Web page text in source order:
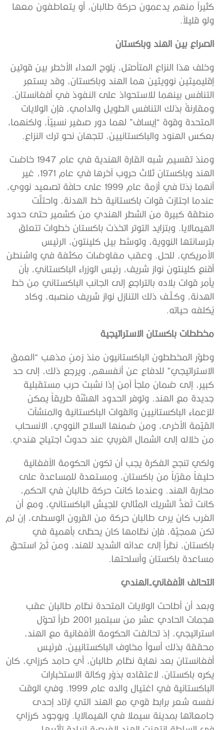
كثيراً منهم يدعمون حركة طالبان، أو يتعاطفون معها
ولو قليلاً.
الصراع بين الهند وباكستان
وخلف هذا النزاع المتأصّل، يَلوح العداء الأخطر بين قوتين
إقليميتَين نوويتَين هما الهند وباكستان، وقد يستعِر
التنافس بينهما للاستحواذ على النفوذ في أفغانستان.
ومقارنةً بذلك التنافس الطويل والدامي، فإن الولايات
المتحدة وقوة “إيساف” لهما دور صغير نسبيّاً، ولكنهما،
بعكس الهنود والباكستانيين، تتجهان نحو ترك النزاع.
ومنذ تقسيم شبه القارة الهندية في عام 1947 خاضت
الهند وباكستان ثلاث حروب آخرها في عام 1971، غير
أنهما بَدَتا في أزمة عام 1999 على حافَة تصعيد نووي،
عندما اجتازت قوات باكستانية خط الهدنة، واحتلَّت
منطقة كبيرة من الشطر الهندي من كشمير حتى حدود
الهيمالايا. وبتزايد التوتر اتخذت باكستان خطوات تتعلق
بترسانتها النووية، وتوسَّط بيل كلينتون، الرئيس
الأمريكي، للحل. وعقب مفاوضات مكثفة في واشنطن
أقنع كلينتون نواز شريف، رئيس الوزراء الباكستاني، بأن
يأمر قوات بلاده بالتراجع إلى الجانب الباكستاني من خط
الهدنة، وكـلّـف ذلك التنازل نواز شريف منصبه، وكاد
يُكلفه حياته.
مخططات باكستان الاستراتيجية
وطوّر المخططون الباكستانيون منذ زمنٍ مذهب “العمق
الاستراتيجي” للدفاع عن أنفسهم، ويرجع ذلك، إلى حد
كبير، إلى ضمان ملجأ آمن إذا نشبت حرب مستقبلية
جديدة مع الهند. وتوفر الحدود الهشّة طريقاً يمكن
للزعماء الباكستانيين والقوات الباكستانية والمنشآت
القيّمة الأخرى، ومن ضمنها السلاح النووي، الانسحاب
من خلاله إلى الشمال الغربي عند حدوث اجتياح هندي.
ولكي تنجح الفكرة يجب أن تكون الحكومة الأفغانية
حليفاً مقرّباً من باكستان، ومستعدة للمساعدة على
محاربة الهند. وعندما كانت حركة طالبان في الحكم،
كانت تُعَدُّ الشريك المثالي للجيش الباكستاني، ومع أن
الغرب كان يرى طالبان حركة من القرون الوسطى، إن لم
تكن همجيَّة، فإن نظامها كان يحظى بأهمية في
باكستان، نظراً إلى عدائه الشديد للهند، ومن ثَمّ استحق
مساعدة باكستان وأسلحتها.
التحالف الأفغاني-الهندي
وبعد أن أطاحت الولايات المتحدة نظام طالبان عقب
هجمات الحادي عشر من سبتمبر 2001 طرأ تحوّل
استراتيجي، إذ تحالفت الحكومة الأفغانية مع الهند،
محققة بذلك أسوأ مخاوف الباكستانيين، فرئيس
أفغانستان بعد نهاية نظام طالبان، أي حامد كرزاي، كان
يكره باكستان، لاعتقاده بدَوْر وكالة الاستخبارات
الباكستانية في اغتيال والده عام 1999. وفي الوقت
نفسه شعر برابط قوي مع الهند التي ارتاد إحدى
جامعاتها بمدينة سيملا في الهيمالايا. وبوجود كرزاي